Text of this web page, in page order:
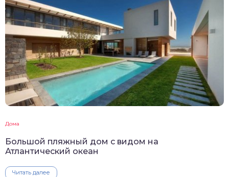
Дома
Большой пляжный дом с видом на
Атлантический океан
Читать далее